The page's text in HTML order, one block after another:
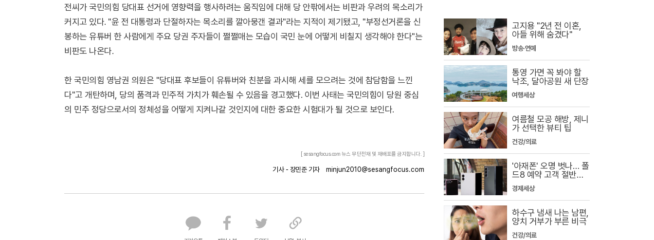
전씨가 국민의힘 당대표 선거에 영향력을 행사하려는 움직임에 대해 당 안팎에서는 비판과 우려의 목소리가
커지고 있다. "윤 전 대통령과 단절하자는 목소리를 깔아뭉갠 결과"라는 지적이 제기됐고, "부정선거론을 신
봉하는 유튜버 한 사람에게 주요 당권 주자들이 쩔쩔매는 모습이 국민 눈에 어떻게 비칠지 생각해야 한다"는
비판도 나온다.
한 국민의힘 영남권 의원은 "당대표 후보들이 유튜버와 친분을 과시해 세를 모으려는 것에 참담함을 느낀
다"고 개탄하며, 당의 품격과 민주적 가치가 훼손될 수 있음을 경고했다. 이번 사태는 국민의힘이 당원 중심
의 민주 정당으로서의 정체성을 어떻게 지켜나갈 것인지에 대한 중요한 시험대가 될 것으로 보인다.
[ sesangfocus.com 뉴스 무단전재 및 재배포를 금지합니다. ]
기사 - 장민준 기자 minjun2010@sesangfocus.com
사
랑
받
는
민
배
김
상
씨
가
고지용 "2년 전 이혼,
아들 위해 숨겼다"
방송·연예
통영 가면 꼭 봐야 할
낙조, 달아공원 새 단장
여행세상
여름철 모공 해방, 제니
가 선택한 뷰티 팁
건강/의료
'아재폰' 오명 벗나… 폴
드8 예약 고객 절반이 1
030
경제세상
하수구 냄새 나는 남편,
양치 거부가 부른 비극
건강/의료